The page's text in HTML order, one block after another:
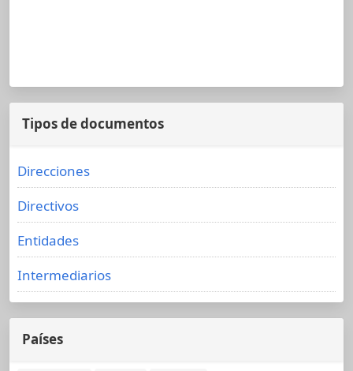
Tipos de documentos
Direcciones
Directivos
Entidades
Intermediarios
Países